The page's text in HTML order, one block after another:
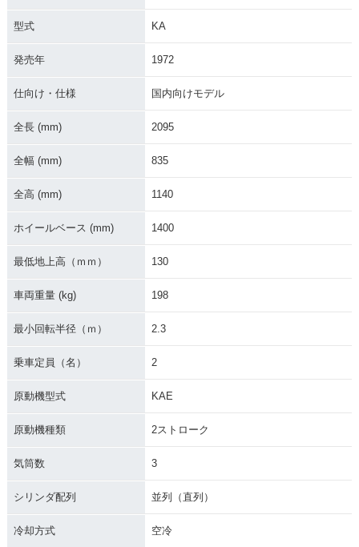
型式 KA
発売年 1972
仕向け・仕様 国内向けモデル
全長 (mm) 2095
全幅 (mm) 835
全高 (mm) 1140
ホイールベース (mm) 1400
最低地上高（ｍｍ） 130
車両重量 (kg) 198
最小回転半径（ｍ） 2.3
乗車定員（名） 2
原動機型式 KAE
原動機種類 2ストローク
気筒数 3
シリンダ配列 並列（直列）
冷却方式 空冷